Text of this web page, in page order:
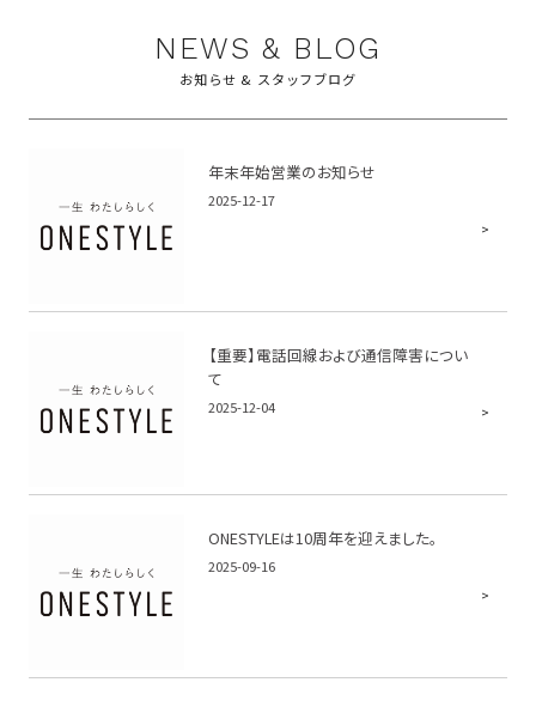
NEWS & BLOG
お知らせ & スタッフブログ
年末年始営業のお知らせ
2025-12-17
【重要】電話回線および通信障害につい
て
2025-12-04
ONESTYLEは10周年を迎えました。
2025-09-16